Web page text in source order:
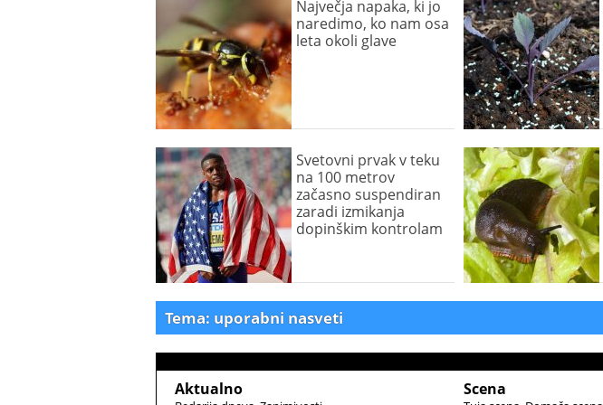
Največja napaka, ki jo
naredimo, ko nam osa
leta okoli glave
Svetovni prvak v teku
na 100 metrov
začasno suspendiran
zaradi izmikanja
dopinškim kontrolam
Tema: uporabni nasveti
Aktualno Scena